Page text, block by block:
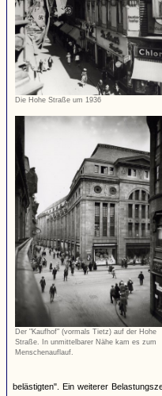
Die Hohe Straße um 1936
Der "Kaufhof" (vormals Tietz) auf der Hohe
Straße. In unmittelbarer Nähe kam es zum
Menschenauflauf.
belästigten". Ein weiterer